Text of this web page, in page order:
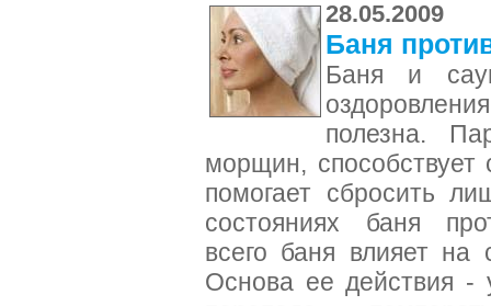
28.05.2009
Баня
Баня и
полезна.
морщин, способствует
помогает сбросить
состояниях баня
всего баня влияет на
Основа ее действия -